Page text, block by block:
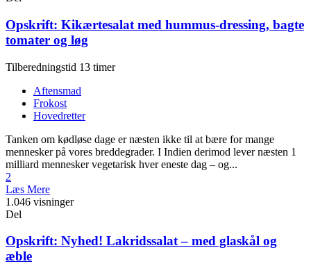
Opskrift: Kikærtesalat med hummus-dressing, bagte
tomater og løg
Tilberedningstid 13 timer
Aftensmad
Frokost
Hovedretter
Tanken om kødløse dage er næsten ikke til at bære for mange
mennesker på vores breddegrader. I Indien derimod lever næsten 1
milliard mennesker vegetarisk hver eneste dag – og...
2
Læs Mere
1.046 visninger
Del
Opskrift: Nyhed! Lakridssalat – med glaskål og
æble